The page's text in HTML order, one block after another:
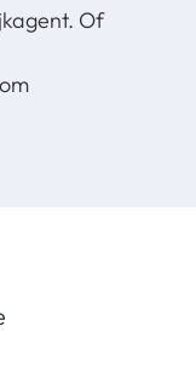
Of